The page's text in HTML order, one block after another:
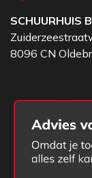
SCHUURHUIS
8096 CN